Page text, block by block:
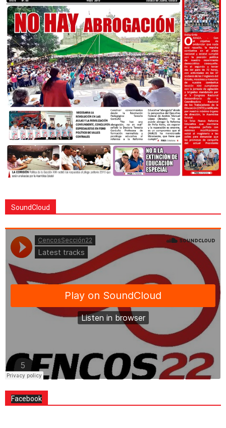
SoundCloud
Facebook